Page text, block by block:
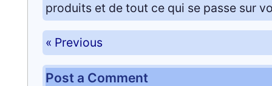
produits et de tout ce qui se passe sur
« Previous
Post a Comment